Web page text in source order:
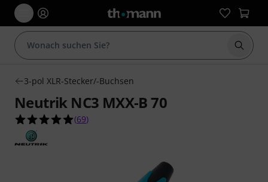
Suche
3-pol XLR-Stecker/-Buchsen
Neutrik NC3 MXX-B 70
5.0 von 5 Sternen aus 69 Kundenbewertungen
(69)